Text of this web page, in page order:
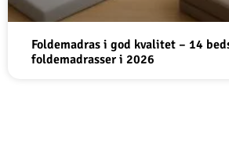
Foldemadras i god kvalitet – 14
foldemadrasser i 2026